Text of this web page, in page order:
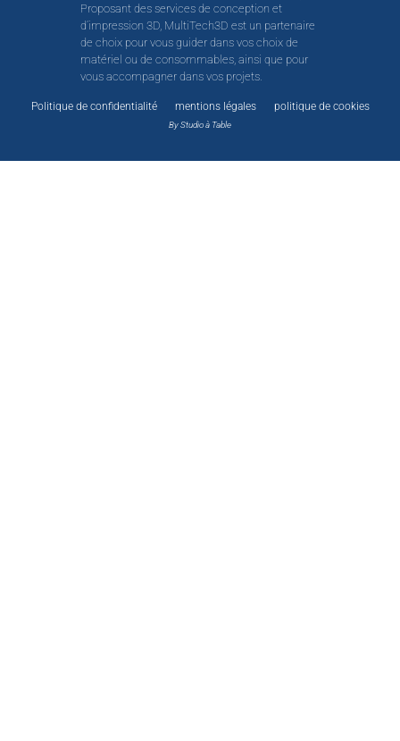
Proposant des services de conception et
d’impression 3D, MultiTech3D est un partenaire
de choix pour vous guider dans vos choix de
matériel ou de consommables, ainsi que pour
vous accompagner dans vos projets.
Politique de confidentialité mentions légales politique de cookies
By Studio à Table